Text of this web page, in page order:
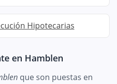
Hipotecarias
en Hamblen
que son puestas en